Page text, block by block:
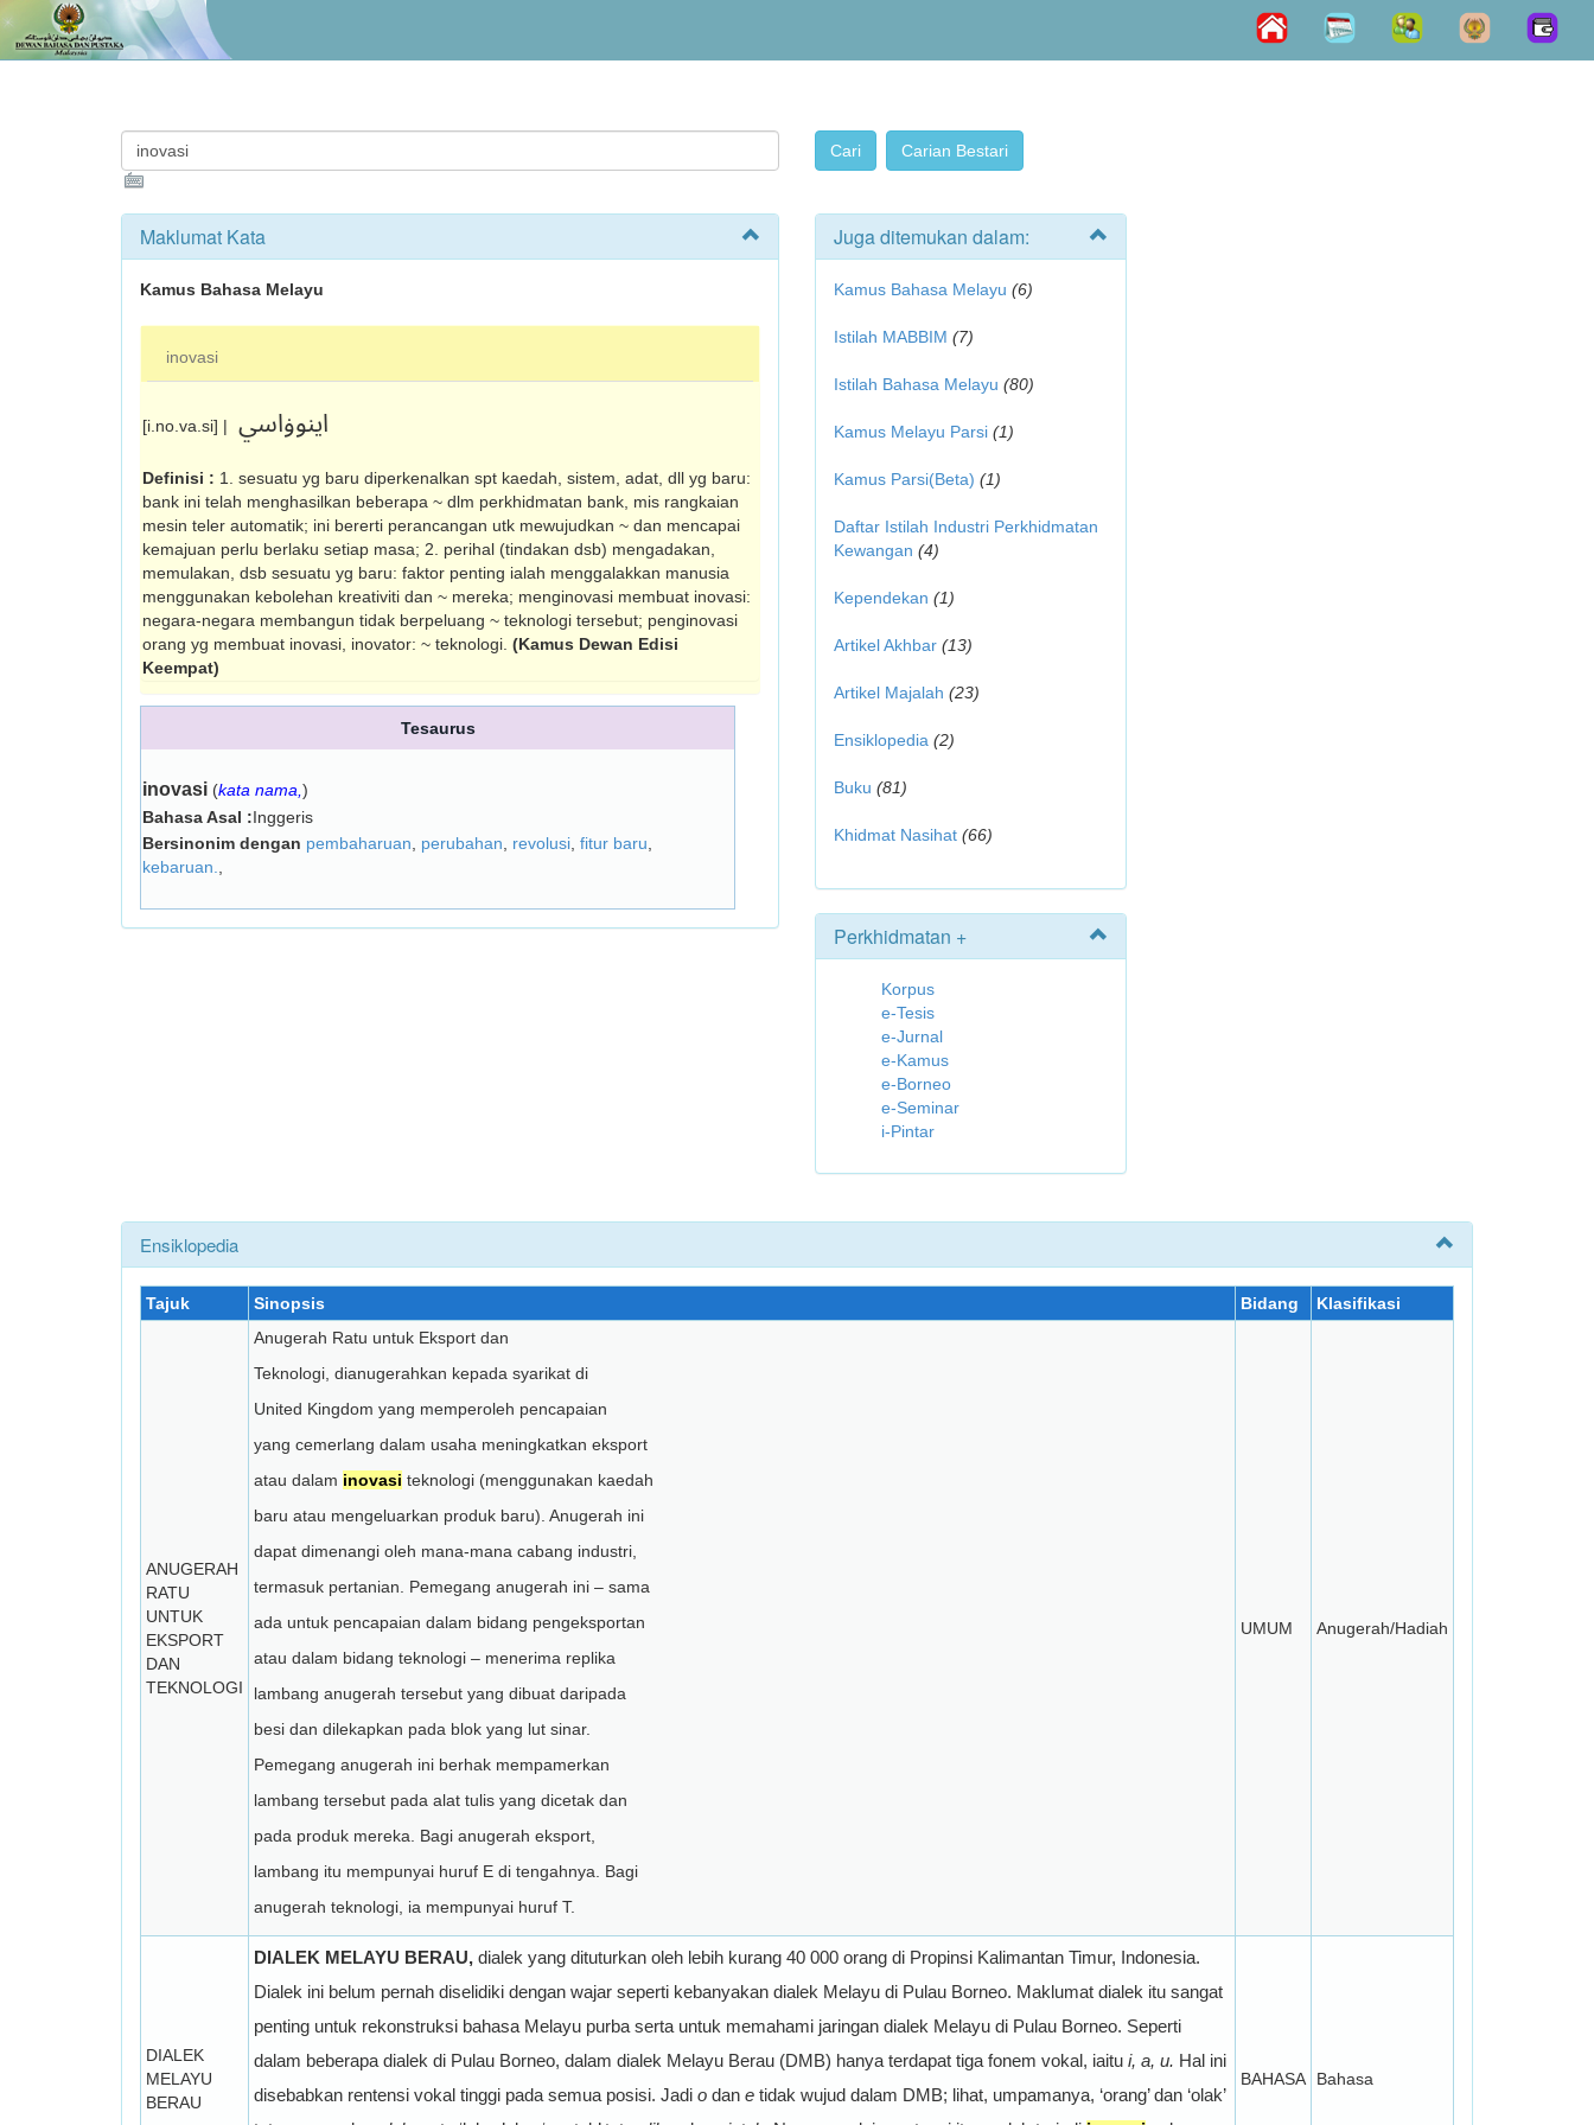
Maklumat Kata
Kamus Bahasa Melayu
inovasi
[i.no.va.si] | اينوۏاسي
Definisi : 1. sesuatu yg baru diperkenalkan spt kaedah, sistem, adat, dll yg baru:
bank ini telah menghasilkan beberapa ~ dlm perkhidmatan bank, mis rangkaian
mesin teler automatik; ini bererti perancangan utk mewujudkan ~ dan mencapai
kemajuan perlu berlaku setiap masa; 2. perihal (tindakan dsb) mengadakan,
memulakan, dsb sesuatu yg baru: faktor penting ialah menggalakkan manusia
menggunakan kebolehan kreativiti dan ~ mereka; menginovasi membuat inovasi:
negara-negara membangun tidak berpeluang ~ teknologi tersebut; penginovasi
orang yg membuat inovasi, inovator: ~ teknologi. (Kamus Dewan Edisi
Keempat)
Tesaurus
inovasi (kata nama, )
Bahasa Asal :Inggeris
Bersinonim dengan pembaharuan perubahan revolusi fitur baru
kebaruan.
Juga ditemukan dalam:
Kamus Bahasa Melayu (6)
Istilah MABBIM (7)
Istilah Bahasa Melayu (80)
Kamus Melayu Parsi (1)
Kamus Parsi(Beta) (1)
Daftar Istilah Industri Perkhidmatan
Kewangan (4)
Kependekan (1)
Artikel Akhbar (13)
Artikel Majalah (23)
Ensiklopedia (2)
Buku (81)
Khidmat Nasihat (66)
Perkhidmatan +
Korpus
e-Tesis
e-Jurnal
e-Kamus
e-Borneo
e-Seminar
i-Pintar
Ensiklopedia
Tajuk Sinopsis Bidang Klasifikasi
ANUGERAH
RATU
UNTUK
EKSPORT
DAN
TEKNOLOGI
Anugerah Ratu untuk Eksport dan
Teknologi, dianugerahkan kepada syarikat di
United Kingdom yang memperoleh pencapaian
yang cemerlang dalam usaha meningkatkan eksport
atau dalam inovasi teknologi (menggunakan kaedah
baru atau mengeluarkan produk baru). Anugerah ini
dapat dimenangi oleh mana-mana cabang industri,
termasuk pertanian. Pemegang anugerah ini – sama
ada untuk pencapaian dalam bidang pengeksportan
atau dalam bidang teknologi – menerima replika
lambang anugerah tersebut yang dibuat daripada
besi dan dilekapkan pada blok yang lut sinar.
Pemegang anugerah ini berhak mempamerkan
lambang tersebut pada alat tulis yang dicetak dan
pada produk mereka. Bagi anugerah eksport,
lambang itu mempunyai huruf E di tengahnya. Bagi
anugerah teknologi, ia mempunyai huruf T.
UMUM Anugerah/Hadiah
DIALEK
MELAYU
BERAU
DIALEK MELAYU BERAU, dialek yang dituturkan oleh lebih kurang 40 000 orang di Propinsi Kalimantan Timur, Indonesia.
Dialek ini belum pernah diselidiki dengan wajar seperti kebanyakan dialek Melayu di Pulau Borneo. Maklumat dialek itu sangat
penting untuk rekonstruksi bahasa Melayu purba serta untuk memahami jaringan dialek Melayu di Pulau Borneo. Seperti
dalam beberapa dialek di Pulau Borneo, dalam dialek Melayu Berau (DMB) hanya terdapat tiga fonem vokal, iaitu i, a, u. Hal ini
disebabkan rentensi vokal tinggi pada semua posisi. Jadi o dan e tidak wujud dalam DMB; lihat, umpamanya, ‘orang’ dan ‘olak’
BAHASA Bahasa